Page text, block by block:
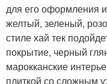
для его оформления
желтый, зеленый,
стиле хай тек
покрытие, черный
марокканские
плиткой со сложным